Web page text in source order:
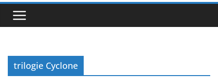
trilogie Cyclone